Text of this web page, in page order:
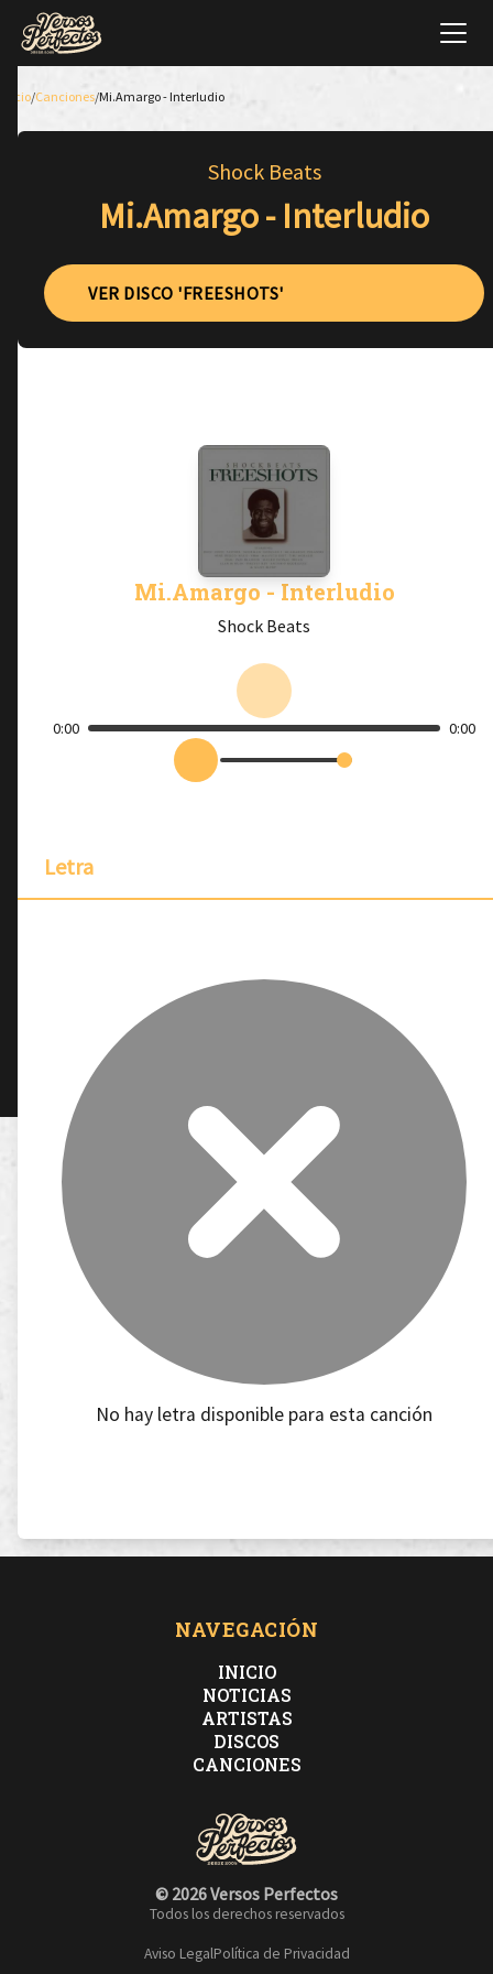
Inicio/Canciones/Mi.Amargo - Interludio
Shock Beats
Mi.Amargo - Interludio
VER DISCO 'FREESHOTS'
Mi.Amargo - Interludio
Shock Beats
0:00 0:00
Letra
No hay letra disponible para esta canción
NAVEGACIÓN
INICIO
NOTICIAS
ARTISTAS
DISCOS
CANCIONES
© 2026 Versos Perfectos
Todos los derechos reservados
Aviso LegalPolítica de Privacidad